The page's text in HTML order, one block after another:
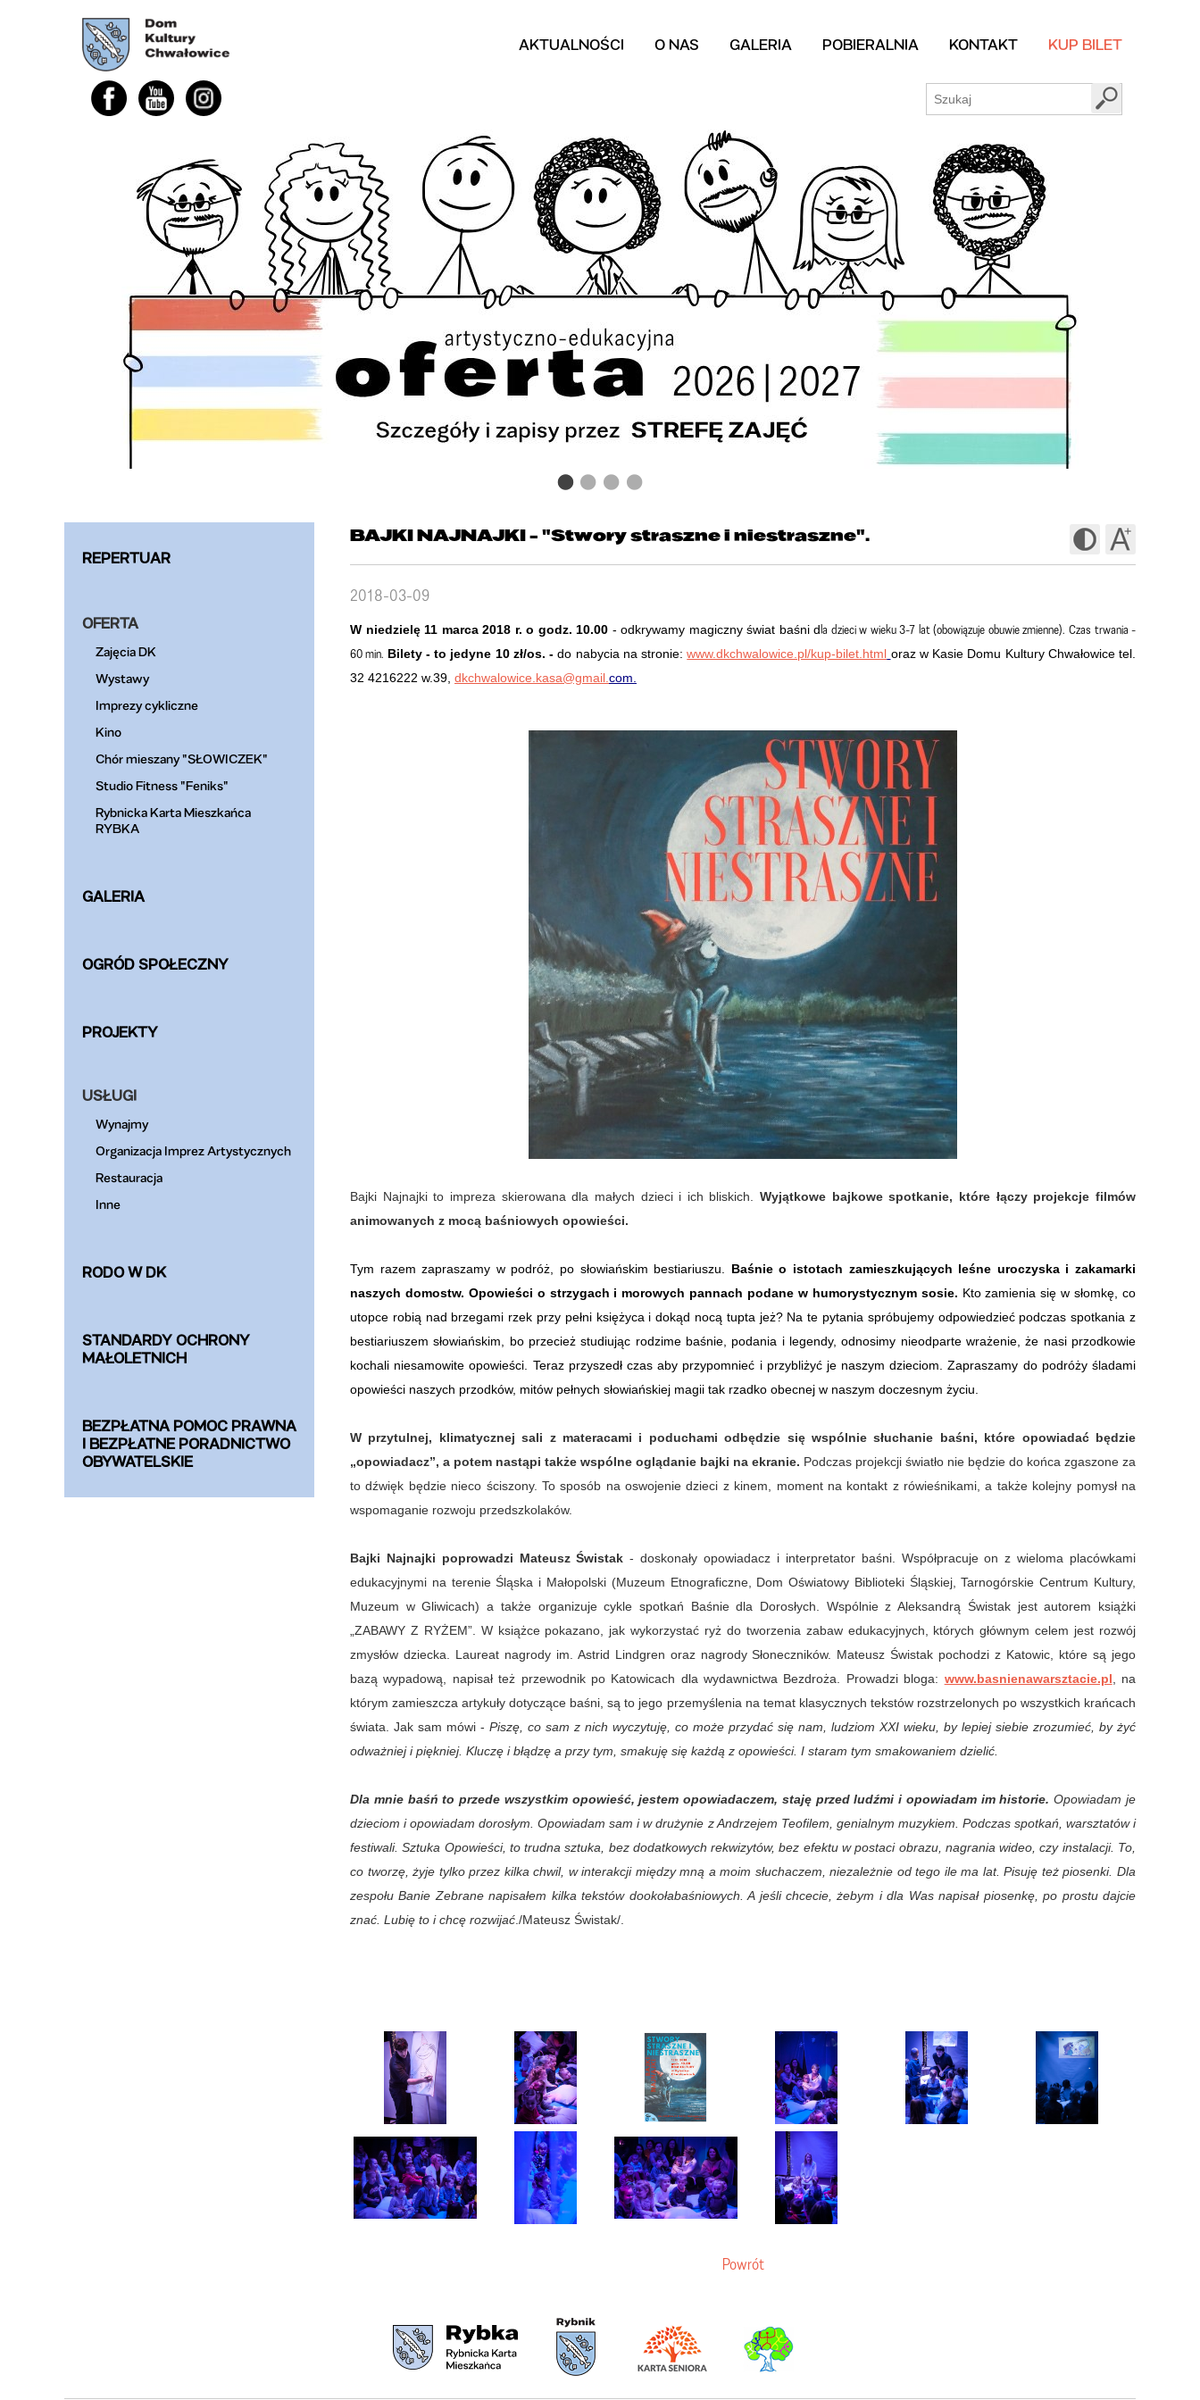
AKTUALNOŚCI O NAS GALERIA POBIERALNIA KONTAKT KUP BILET
REPERTUAR
OFERTA
Zajęcia DK
Wystawy
Imprezy cykliczne
Kino
Chór mieszany "SŁOWICZEK"
Studio Fitness "Feniks"
Rybnicka Karta Mieszkańca
RYBKA
GALERIA
OGRÓD SPOŁECZNY
PROJEKTY
USŁUGI
Wynajmy
Organizacja Imprez Artystycznych
Restauracja
Inne
RODO W DK
STANDARDY OCHRONY
MAŁOLETNICH
BEZPŁATNA POMOC PRAWNA
I BEZPŁATNE PORADNICTWO
OBYWATELSKIE
BAJKI NAJNAJKI - "Stwory straszne i niestraszne".
2018-03-09
W niedzielę 11 marca 2018 r. o godz. 10.00 - odkrywamy magiczny świat baśni dla dzieci w wieku 3-7 lat (obowiązuje obuwie zmienne). Czas trwania -
60 min. Bilety - to jedyne 10 zł/os. -do nabycia na stronie:www.dkchwalowice.pl/kup-bilet.html oraz w Kasie Domu Kultury Chwałowice tel.
32 4216222 w.39, dkchwalowice.kasa@gmail. com.
Bajki Najnajki to impreza skierowana dla małych dzieci i ich bliskich.Wyjątkowe bajkowe spotkanie, które łączy projekcje filmów
animowanych z mocą baśniowych opowieści.
Tym razem zapraszamy w podróż, po słowiańskim bestiariuszu.
Baśnie o istotach zamieszkujących leśne uroczyska i zakamarki
naszych domostw. Opowieści o strzygach i morowych pannach podane w humorystycznym sosie. Kto zamienia się w słomkę, co
utopce robią nad brzegami rzek przy pełni księżyca i dokąd nocą tupta jeż? Na te pytania spróbujemy odpowiedzieć podczas spotkania z
bestiariuszem słowiańskim, bo przecież studiując rodzime baśnie, podania i legendy, odnosimy nieodparte wrażenie, że nasi przodkowie
kochali niesamowite opowieści. Teraz przyszedł czas aby przypomnieć i przybliżyć je naszym dzieciom. Zapraszamy do podróży śladami
opowieści naszych przodków, mitów pełnych słowiańskiej magii tak rzadko obecnej w naszym doczesnym życiu.
W przytulnej, klimatycznej sali z materacami i poduchami odbędzie się wspólnie słuchanie baśni, które opowiadać będzie
„opowiadacz”, a potem nastąpi także wspólne oglądanie bajki na ekranie. Podczas projekcji światło nie będzie do końca zgaszone za
to dźwięk będzie nieco ściszony. To sposób na oswojenie dzieci z kinem, moment na kontakt z rówieśnikami, a także kolejny pomysł na
wspomaganie rozwoju przedszkolaków.
Bajki Najnajki poprowadzi Mateusz Świstak - doskonały opowiadacz i interpretator baśni. Współpracuje on z wieloma placówkami
edukacyjnymi na terenie Śląska i Małopolski (Muzeum Etnograficzne, Dom Oświatowy Biblioteki Śląskiej, Tarnogórskie Centrum Kultury,
Muzeum w Gliwicach) a także organizuje cykle spotkań Baśnie dla Dorosłych. Wspólnie z Aleksandrą Świstak jest autorem książki
„ZABAWY Z RYŻEM”. W książce pokazano, jak wykorzystać ryż do tworzenia zabaw edukacyjnych, których głównym celem jest rozwój
zmysłów dziecka. Laureat nagrody im. Astrid Lindgren oraz nagrody Słoneczników. Mateusz Świstak pochodzi z Katowic, które są jego
bazą wypadową, napisał też przewodnik po Katowicach dla wydawnictwa Bezdroża. Prowadzi bloga: www.basnienawarsztacie.pl , na
którym zamieszcza artykuły dotyczące baśni, są to jego przemyślenia na temat klasycznych tekstów rozstrzelonych po wszystkich krańcach
świata. Jak sam mówi - Piszę, co sam z nich wyczytuję, co może przydać się nam, ludziom XXI wieku, by lepiej siebie zrozumieć, by żyć
odważniej i piękniej. Kluczę i błądzę a przy tym, smakuję się każdą z opowieści. I staram tym smakowaniem dzielić.
Dla mnie baśń to przede wszystkim opowieść, jestem opowiadaczem, staję przed ludźmi i opowiadam im historie. Opowiadam je
dzieciom i opowiadam dorosłym. Opowiadam sam i w drużynie z Andrzejem Teofilem, genialnym muzykiem. Podczas spotkań, warsztatów i
festiwali. Sztuka Opowieści, to trudna sztuka, bez dodatkowych rekwizytów, bez efektu w postaci obrazu, nagrania wideo, czy instalacji. To,
co tworzę, żyje tylko przez kilka chwil, w interakcji między mną a moim słuchaczem, niezależnie od tego ile ma lat. Pisuję też piosenki. Dla
zespołu Banie Zebrane napisałem kilka tekstów dookołabaśniowych. A jeśli chcecie, żebym i dla Was napisał piosenkę, po prostu dajcie
znać. Lubię to i chcę rozwijać /Mateusz Świstak/.
Powrót